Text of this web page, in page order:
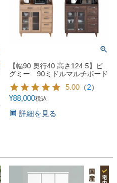
【幅90 奥行40 高さ124.5】ピ
グミー 90ミドルマルチボード
5.00 （2）
¥88,000税込
詳細を見る